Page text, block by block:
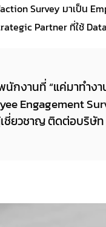
Survey มาเป็น
Partner ที่ใช้
งานที่ “แค่มาทำงาน
Engagement
เชี่ยวชาญ ติดต่อบริษัท